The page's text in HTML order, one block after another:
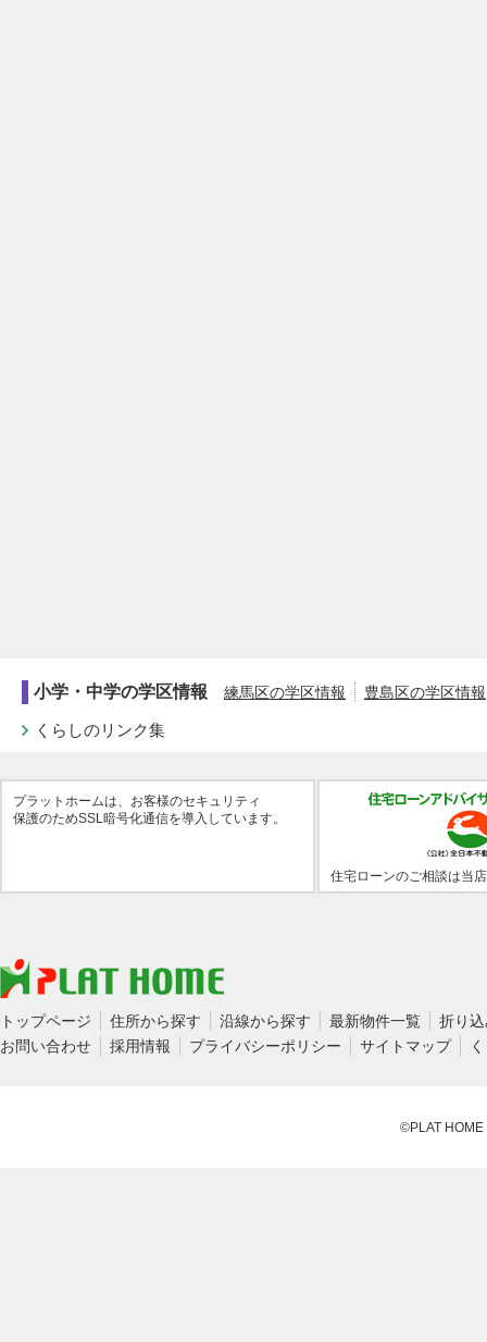
小学・中学の学区情報 練馬区の学区情報 豊島区の学区情報
くらしのリンク集
プラットホームは、お客様のセキュリティ
保護のためSSL暗号化通信を導入しています。
住宅ローンのご相談は当
トップページ 住所から探す 沿線から探す 最新物件一覧
折り
お問い合わせ
採用情報 プライバシーポリシー サイトマップ
©PLAT HOME